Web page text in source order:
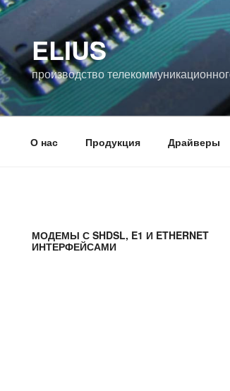
ELIUS
производство
О нас Продукция Драйверы
МОДЕМЫ С SHDSL, E1 И ETHERNET
ИНТЕРФЕЙСАМИ